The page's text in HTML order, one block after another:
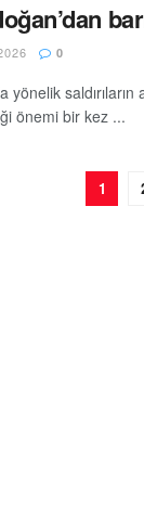
0
önemi bir kez ...
1